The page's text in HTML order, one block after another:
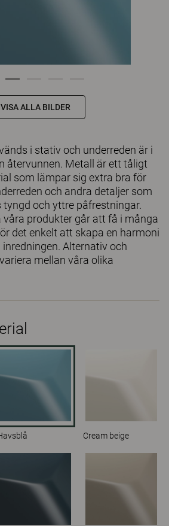
VISA ALLA BILDER
i stativ och underreden är i
återvunnen. Metall är ett tåligt
som lämpar sig extra bra för
och andra detaljer som
tyngd och yttre påfrestningar.
produkter går att få i många
det enkelt att skapa en harmoni
Alternativ och
mellan våra olika
Cream beige